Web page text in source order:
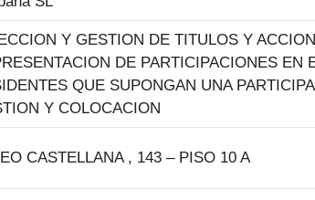
Y GESTION DE TITULOS Y
DE PARTICIPACIONES EN
QUE SUPONGAN UNA
Y COLOCACION
CASTELLANA , 143 – PISO 10 A